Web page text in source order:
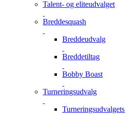
Talent- og eliteudvalget
Breddesquash
Breddeudvalg
Breddetiltag
Bobby Boast
Turneringsudvalg